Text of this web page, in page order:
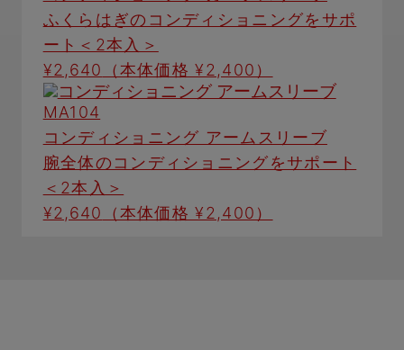
ふくらはぎのコンディショニングをサポ
ート＜2本入＞
¥2,640
（本体価格 ¥2,400）
MA104
コンディショニング アームスリーブ
腕全体のコンディショニングをサポート
＜2本入＞
¥2,640
（本体価格 ¥2,400）